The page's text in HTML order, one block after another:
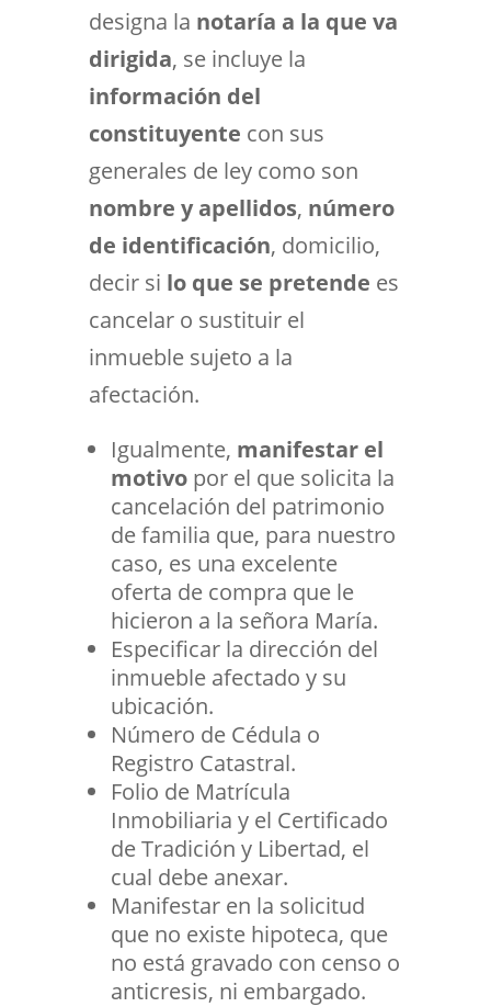
designa la notaría a la que va
dirigida, se incluye la
información del
constituyente con sus
generales de ley como son
nombre y apellidos, número
de identificación, domicilio,
decir si lo que se pretende es
cancelar o sustituir el
inmueble sujeto a la
afectación.
Igualmente, manifestar el
motivopor el que solicita la
cancelación del patrimonio
de familia que, para nuestro
caso, es una excelente
oferta de compra que le
hicieron a la señora María.
Especificar la dirección del
inmueble afectado y su
ubicación.
Número de Cédula o
Registro Catastral.
Folio de Matrícula
Inmobiliaria y el Certificado
de Tradición y Libertad, el
cual debe anexar.
Manifestar en la solicitud
que no existe hipoteca, que
no está gravado con censo o
anticresis, ni embargado.